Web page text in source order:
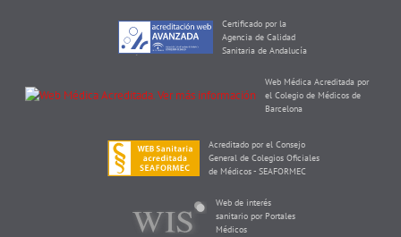
Certificado por la
Agencia de Calidad
Sanitaria de Andalucía
Web Médica Acreditada por
el Colegio de Médicos de
Barcelona
Acreditado por el Consejo
General de Colegios Oficiales
de Médicos - SEAFORMEC
Web de interés
sanitario por Portales
Médicos